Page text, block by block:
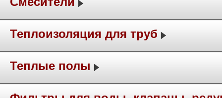
Теплоизоляция для труб
Теплые полы